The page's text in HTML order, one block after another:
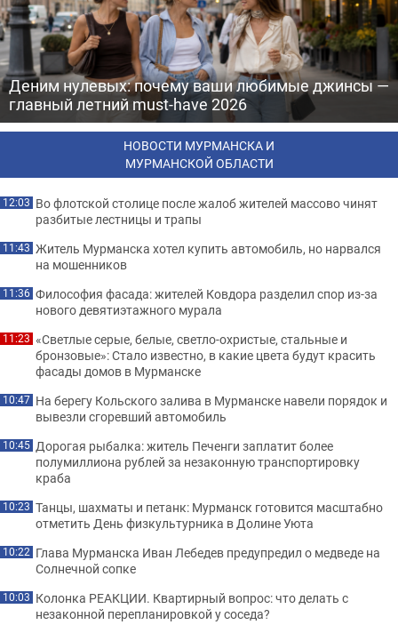
Деним нулевых: почему ваши любимые джинсы —
главный летний must-have 2026
НОВОСТИ МУРМАНСКА И
МУРМАНСКОЙ ОБЛАСТИ
12:03 Во флотской столице после жалоб жителей массово чинят
разбитые лестницы и трапы
11:43 Житель Мурманска хотел купить автомобиль, но нарвался
на мошенников
11:36 Философия фасада: жителей Ковдора разделил спор из-за
нового девятиэтажного мурала
11:23 «Светлые серые, белые, светло-охристые, стальные и
бронзовые»: Стало известно, в какие цвета будут красить
фасады домов в Мурманске
10:47 На берегу Кольского залива в Мурманске навели порядок и
вывезли сгоревший автомобиль
10:45 Дорогая рыбалка: житель Печенги заплатит более
полумиллиона рублей за незаконную транспортировку
краба
10:23 Танцы, шахматы и петанк: Мурманск готовится масштабно
отметить День физкультурника в Долине Уюта
10:22 Глава Мурманска Иван Лебедев предупредил о медведе на
Солнечной сопке
10:03 Колонка РЕАКЦИИ. Квартирный вопрос: что делать с
незаконной перепланировкой у соседа?